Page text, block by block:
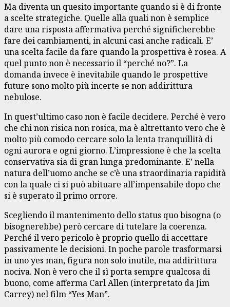
Ma diventa un quesito importante quando si è di fronte
a scelte strategiche. Quelle alla quali non è semplice
dare una risposta affermativa perché significherebbe
fare dei cambiamenti, in alcuni casi anche radicali. E’
una scelta facile da fare quando la prospettiva è rosea. A
quel punto non è necessario il “perché no?”. La
domanda invece è inevitabile quando le prospettive
future sono molto più incerte se non addirittura
nebulose.
In quest’ultimo caso non è facile decidere. Perché è vero
che chi non risica non rosica, ma è altrettanto vero che è
molto più comodo cercare solo la lenta tranquillità di
ogni aurora e ogni giorno. L’impressione è che la scelta
conservativa sia di gran lunga predominante. E’ nella
natura dell’uomo anche se c’è una straordinaria rapidità
con la quale ci si può abituare all’impensabile dopo che
si è superato il primo orrore.
Scegliendo il mantenimento dello status quo bisogna (o
bisognerebbe) però cercare di tutelare la coerenza.
Perché il vero pericolo è proprio quello di accettare
passivamente le decisioni. In poche parole trasformarsi
in uno yes man, figura non solo inutile, ma addirittura
nociva. Non è vero che il sì porta sempre qualcosa di
buono, come afferma Carl Allen (interpretato da Jim
Carrey) nel film “Yes Man”.